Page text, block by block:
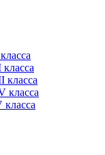
класса
класса